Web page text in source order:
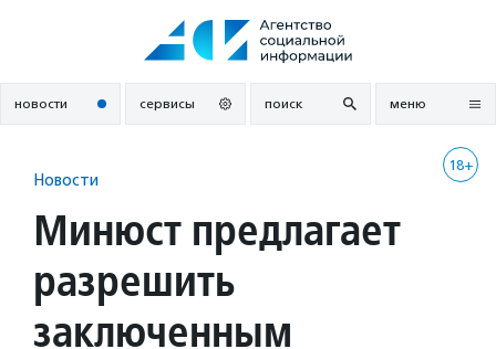
новости сервисы поиск меню
18+
Новости
Минюст предлагает
разрешить
заключенным